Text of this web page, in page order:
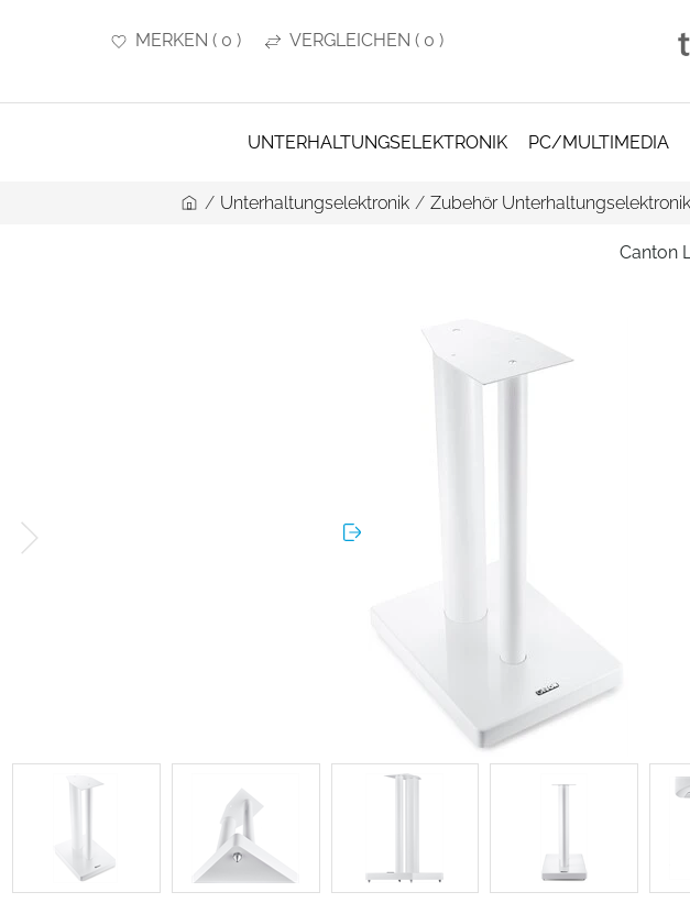
MERKEN ( 0 ) VERGLEICHEN ( 0 )
UNTERHALTUNGSELEKTRONIK PC/MULTIMEDIA
/ Unterhaltungselektronik / Zubehör Unterhaltungselektronik
Canton